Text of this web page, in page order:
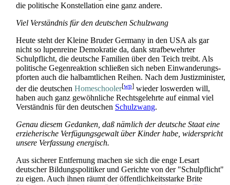
die politische Konstellation eine ganz andere.
Viel Verständnis für den deutschen Schulzwang
Heute steht der Kleine Bruder Germany in den USA als gar
nicht so lupenreine Demokratie da, dank strafbewehrter
Schulpflicht, die deutsche Familien über den Teich treibt. Als
politische Gegenreaktion schließen sich neben Einwanderungs­
pforten auch die halb­amtlichen Reihen. Nach dem Justizminister,
der die deutschen Homeschooler[wp] wieder loswerden will,
haben auch ganz gewöhnliche Rechtsgelehrte auf einmal viel
Verständnis für den deutschen Schulzwang.
Genau diesem Gedanken, daß nämlich der deutsche Staat eine
erzieherische Verfügungsgewalt über Kinder habe, widerspricht
unsere Verfassung energisch.
Aus sicherer Entfernung machen sie sich die enge Lesart
deutscher Bildungspolitiker und Gerichte von der "Schulpflicht"
zu eigen. Auch ihnen räumt der öffentlichkeits­starke Brite